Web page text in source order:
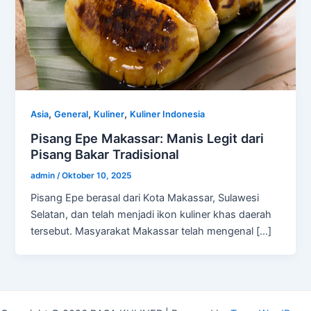
Asia,General, Kuliner, Kuliner Indonesia
Pisang Epe Makassar: Manis Legit dari
Pisang Bakar Tradisional
admin /Oktober 10, 2025
Pisang Epe berasal dari Kota Makassar, Sulawesi
Selatan, dan telah menjadi ikon kuliner khas daerah
tersebut. Masyarakat Makassar telah mengenal […]